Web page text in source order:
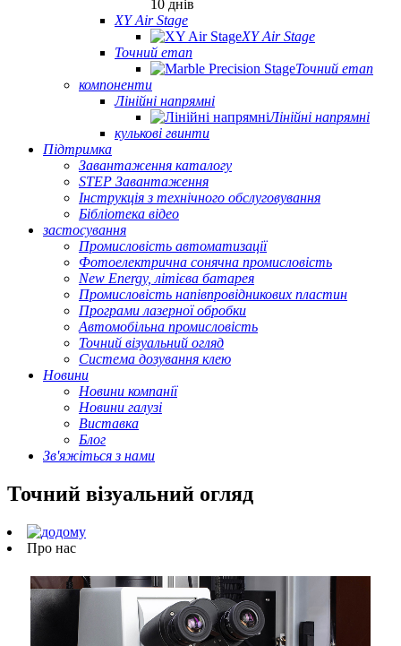
10 днів
XY Air Stage
XY Air Stage
Точний етап
Точний етап
компоненти
Лінійні напрямні
Лінійні напрямні
кулькові гвинти
Підтримка
Завантаження каталогу
STEP Завантаження
Інструкція з технічного обслуговування
Бібліотека відео
застосування
Промисловість автоматизації
Фотоелектрична сонячна промисловість
New Energy, літієва батарея
Промисловість напівпровідникових пластин
Програми лазерної обробки
Автомобільна промисловість
Точний візуальний огляд
Система дозування клею
Новини
Новини компанії
Новини галузі
Виставка
Блог
Зв'яжіться з нами
Точний візуальний огляд
Про нас